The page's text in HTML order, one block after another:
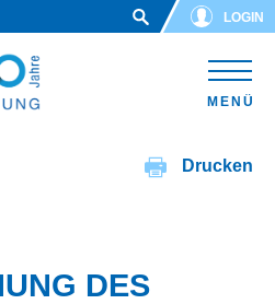
LOGIN
MENÜ
Drucken
DES